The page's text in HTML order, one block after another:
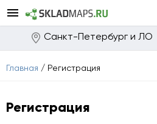
Санкт-Петербург и ЛО
Главная / Регистрация
Регистрация